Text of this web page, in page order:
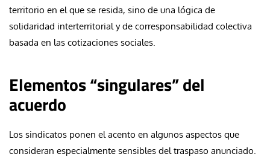
territorio en el que se resida, sino de una lógica de
solidaridad interterritorial y de corresponsabilidad colectiva
basada en las cotizaciones sociales.
Elementos “singulares” del
acuerdo
Los sindicatos ponen el acento en algunos aspectos que
consideran especialmente sensibles del traspaso anunciado.